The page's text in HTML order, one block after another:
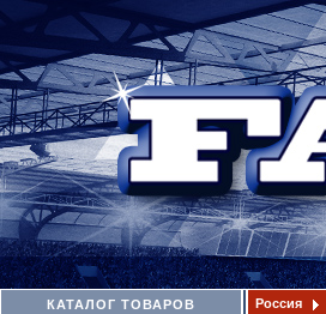
КАТАЛОГ ТОВАРОВ Россия